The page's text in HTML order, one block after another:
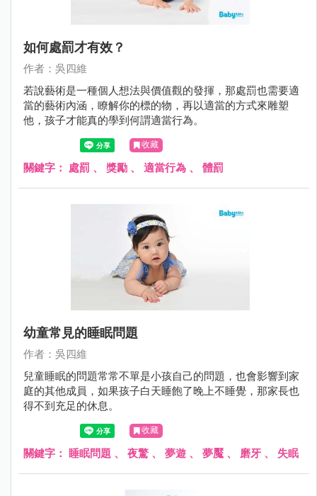
如何處罰才有效？
作者：吳四維
若說藝術是一種個人想法與價值觀的發揮，那處罰也需要適
當的藝術內涵，瞭解你的標的物，再以適當的方式來雕塑
他，孩子才能真的學到何謂適當行為。
收藏
關鍵字： 處罰 、 獎勵 、 適當行為 、 體罰
幼童常見的睡眠問題
作者：吳四維
兒童睡眠的問題常常不單是小孩自己的問題，也會影響到家
庭的其他成員，如果孩子白天睡飽了晚上不睡覺，那家長也
得不到充足的休息。
收藏
關鍵字： 睡眠問題 、 夜驚 、 夢遊 、 夢魘 、 磨牙 、 失眠